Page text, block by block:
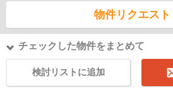
物件リクエスト
チェックした物件をまとめて
検討リストに追加